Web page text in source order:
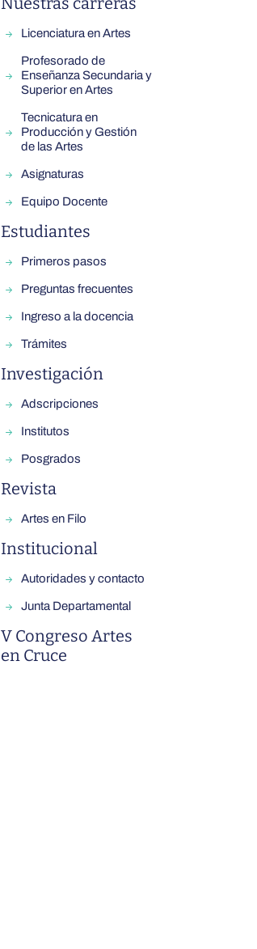
Licenciatura en Artes
Profesorado de
Enseñanza Secundaria y
Superior en Artes
Tecnicatura en
Producción y Gestión
de las Artes
Asignaturas
Equipo Docente
Estudiantes
Primeros pasos
Preguntas frecuentes
Ingreso a la docencia
Trámites
Investigación
Adscripciones
Institutos
Posgrados
Revista
Artes en Filo
Institucional
Autoridades y contacto
Junta Departamental
V Congreso Artes
en Cruce